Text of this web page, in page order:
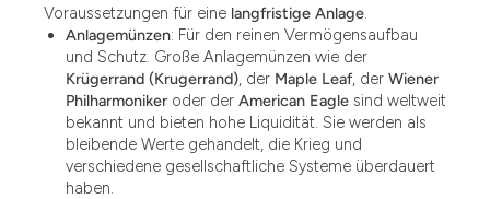
Voraussetzungen für eine langfristige Anlage.
Anlagemünzen: Für den reinen Vermögensaufbau
und Schutz. Große Anlagemünzen wie der
Krügerrand (Krugerrand), der Maple Leaf, der Wiener
Philharmoniker oder der American Eagle sind weltweit
bekannt und bieten hohe Liquidität. Sie werden als
bleibende Werte gehandelt, die Krieg und
verschiedene gesellschaftliche Systeme überdauert
haben.